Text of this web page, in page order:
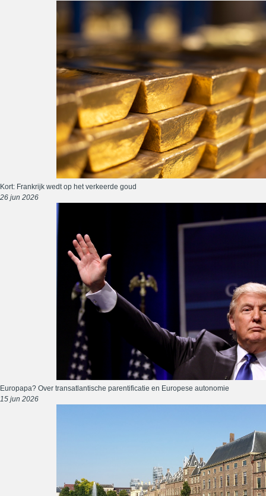
Kort: Frankrijk wedt op het verkeerde goud
26 jun 2026
Europapa? Over transatlantische parentificatie en Europese autonomie
15 jun 2026